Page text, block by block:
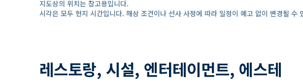
지도상의 위치는 참고용입니다.
시각은 모두 현지 시간입니다. 해상 조건이나 선사 사정에 따라 일정이 예고 없이 변경될 수
레스토랑, 시설, 엔터테이먼트, 에스테